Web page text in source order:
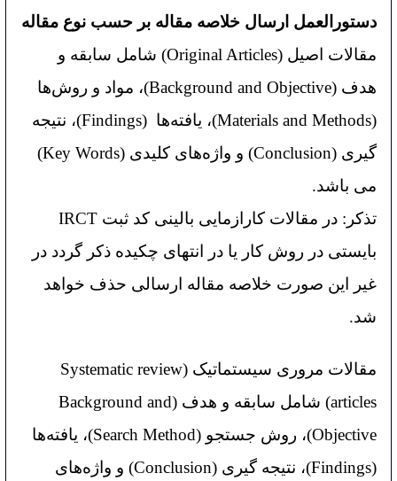
دستورالعمل ارسال خلاصه مقاله بر حسب نوع مقاله
مقالات اصیل (Original Articles) شامل سابقه و
هدف (Background and Objective)، مواد و روش‌ها
(Materials and Methods)، یافته‌ها (Findings)، نتیجه
گیری (Conclusion) و واژه‌های کلیدی (Key Words)
می باشد.
تذکر: در مقالات کارازمایی بالینی کد ثبت IRCT
بایستی در روش کار یا در انتهای چکیده ذکر گردد در
غیر این صورت خلاصه مقاله ارسالی حذف خواهد
شد.
مقالات مروری سیستماتیک (Systematic review
articles) شامل سابقه و هدف (Background and
Objective)، روش جستجو (Search Method)، یافته‌ها
(Findings)، نتیجه گیری (Conclusion) و واژه‌های